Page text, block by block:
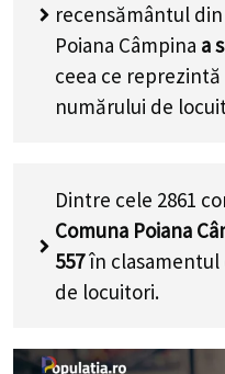
recensământul
Poiana Câmpina a
ceea ce reprezintă
numărului de
Dintre cele 2861
Comuna Poiana
557în clasamentul
de locuitori.